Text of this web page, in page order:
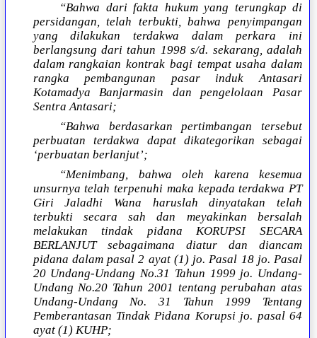
“Bahwa dari fakta hukum yang terungkap di
persidangan, telah terbukti, bahwa penyimpangan
yang dilakukan terdakwa dalam perkara ini
berlangsung dari tahun 1998 s/d. sekarang, adalah
dalam rangkaian kontrak bagi tempat usaha dalam
rangka pembangunan pasar induk Antasari
Kotamadya Banjarmasin dan pengelolaan Pasar
Sentra Antasari;
“Bahwa berdasarkan pertimbangan tersebut
perbuatan terdakwa dapat dikategorikan sebagai
‘perbuatan berlanjut’;
“Menimbang, bahwa oleh karena kesemua
unsurnya telah terpenuhi maka kepada terdakwa PT
Giri Jaladhi Wana haruslah dinyatakan telah
terbukti secara sah dan meyakinkan bersalah
melakukan tindak pidana KORUPSI SECARA
BERLANJUT sebagaimana diatur dan diancam
pidana dalam pasal 2 ayat (1) jo. Pasal 18 jo. Pasal
20 Undang-Undang No.31 Tahun 1999 jo. Undang-
Undang No.20 Tahun 2001 tentang perubahan atas
Undang-Undang No. 31 Tahun 1999 Tentang
Pemberantasan Tindak Pidana Korupsi jo. pasal 64
ayat (1) KUHP;